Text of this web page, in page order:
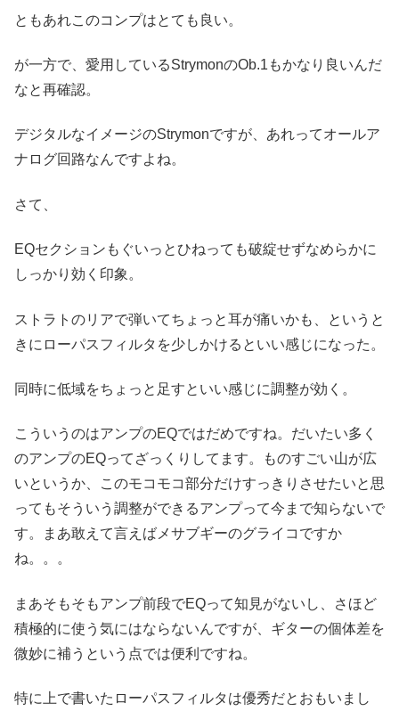
ともあれこのコンプはとても良い。
が一方で、愛用しているStrymonのOb.1もかなり良いんだ
なと再確認。
デジタルなイメージのStrymonですが、あれってオールア
ナログ回路なんですよね。
さて、
EQセクションもぐいっとひねっても破綻せずなめらかに
しっかり効く印象。
ストラトのリアで弾いてちょっと耳が痛いかも、というと
きにローパスフィルタを少しかけるといい感じになった。
同時に低域をちょっと足すといい感じに調整が効く。
こういうのはアンプのEQではだめですね。だいたい多く
のアンプのEQってざっくりしてます。ものすごい山が広
いというか、このモコモコ部分だけすっきりさせたいと思
ってもそういう調整ができるアンプって今まで知らないで
す。まあ敢えて言えばメサブギーのグライコですか
ね。。。
まあそもそもアンプ前段でEQって知見がないし、さほど
積極的に使う気にはならないんですが、ギターの個体差を
微妙に補うという点では便利ですね。
特に上で書いたローパスフィルタは優秀だとおもいまし